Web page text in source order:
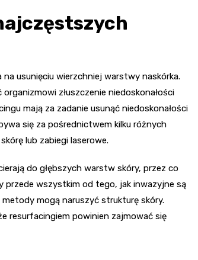
usunięciu wierzchniej warstwy naskórka.
złuszczenie niedoskonałości
mają za zadanie usunąć niedoskonałości
się za pośrednictwem kilku różnych
lub zabiegi laserowe.
do głębszych warstw skóry, przez co
przede wszystkim od tego, jak inwazyjne są
mogą naruszyć strukturę skóry.
resurfacingiem powinien zajmować się